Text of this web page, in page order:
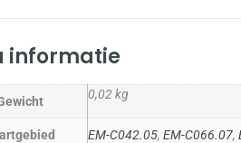
informatie
0,02 kg
EM-C042.05, EM-C066.07,